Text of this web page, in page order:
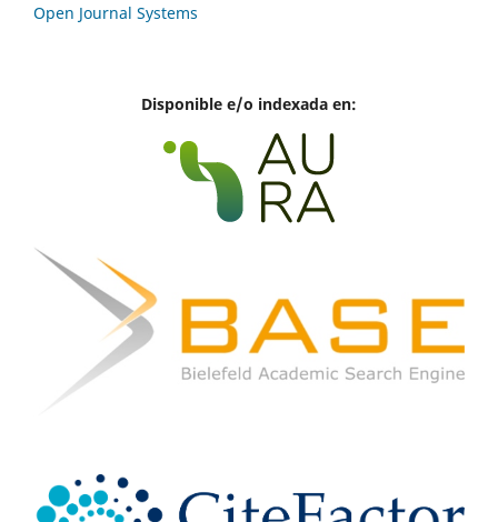
Open Journal Systems
Disponible e/o indexada en: